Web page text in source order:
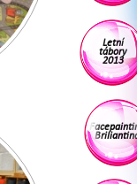
Letní
tábory
2013